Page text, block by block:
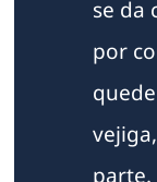
se da
por
parte.